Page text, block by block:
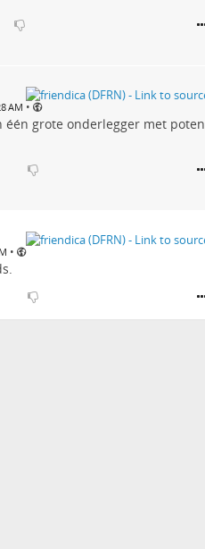
AM •
één grote onderlegger met poten
•